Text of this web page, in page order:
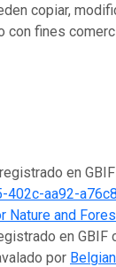
copiar,
con fines
en
402c-aa92-
Nature and
en GBIF
por